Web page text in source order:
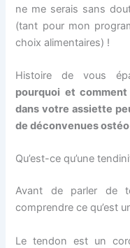
ne me serais sans
(tant pour mon
choix alimentaires) !
Histoire de vous
pourquoi et
dans votre assiette
de déconvenues
Qu’est-ce qu’une
Avant de parler de
comprendre ce qu’est
Le tendon est un